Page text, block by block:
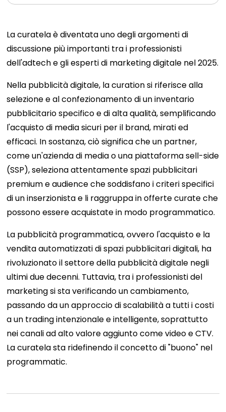
La curatela è diventata uno degli argomenti di
discussione più importanti tra i professionisti
dell'adtech e gli esperti di marketing digitale nel 2025.
Nella pubblicità digitale, la curation si riferisce alla
selezione e al confezionamento di un inventario
pubblicitario specifico e di alta qualità, semplificando
l'acquisto di media sicuri per il brand, mirati ed
efficaci. In sostanza, ciò significa che un partner,
come un'azienda di media o una piattaforma sell-side
(SSP), seleziona attentamente spazi pubblicitari
premium e audience che soddisfano i criteri specifici
di un inserzionista e li raggruppa in offerte curate che
possono essere acquistate in modo programmatico.
La pubblicità programmatica, ovvero l'acquisto e la
vendita automatizzati di spazi pubblicitari digitali, ha
rivoluzionato il settore della pubblicità digitale negli
ultimi due decenni. Tuttavia, tra i professionisti del
marketing si sta verificando un cambiamento,
passando da un approccio di scalabilità a tutti i costi
a un trading intenzionale e intelligente, soprattutto
nei canali ad alto valore aggiunto come video e CTV.
La curatela sta ridefinendo il concetto di "buono" nel
programmatic.